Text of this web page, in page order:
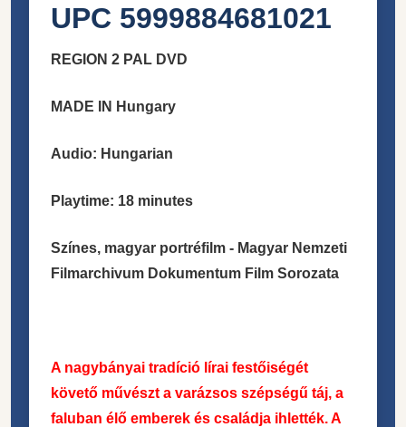
UPC 5999884681021
REGION 2 PAL DVD
MADE IN Hungary
Audio: Hungarian
Playtime: 18 minutes
Színes, magyar portréfilm - Magyar Nemzeti
Filmarchivum Dokumentum Film Sorozata
A nagybányai tradíció lírai festőiségét
követő művészt a varázsos szépségű táj, a
faluban élő emberek és családja ihlették. A